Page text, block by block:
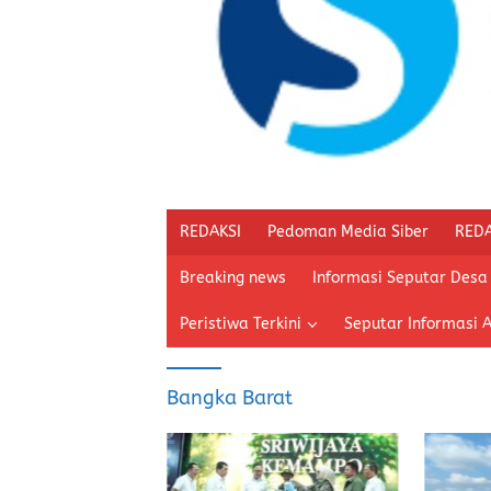
REDAKSI Pedoman Media Siber
Breaking news Informasi Seputar Desa
Peristiwa Terkini Seputar Informasi
Bangka Barat